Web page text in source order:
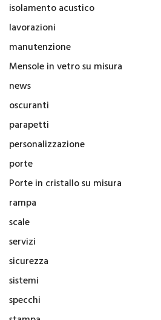
isolamento acustico
lavorazioni
manutenzione
Mensole in vetro su misura
news
oscuranti
parapetti
personalizzazione
porte
Porte in cristallo su misura
rampa
scale
servizi
sicurezza
sistemi
specchi